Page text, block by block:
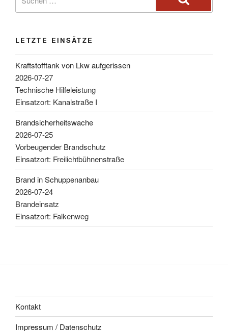
LETZTE EINSÄTZE
Kraftstofftank von Lkw aufgerissen
2026-07-27
Technische Hilfeleistung
Einsatzort: Kanalstraße I
Brandsicherheitswache
2026-07-25
Vorbeugender Brandschutz
Einsatzort: Freilichtbühnenstraße
Brand in Schuppenanbau
2026-07-24
Brandeinsatz
Einsatzort: Falkenweg
Kontakt
Impressum / Datenschutz